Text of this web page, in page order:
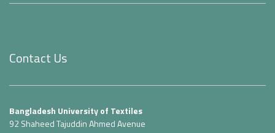
Contact Us
Bangladesh University of Textiles
92 Shaheed Tajuddin Ahmed Avenue